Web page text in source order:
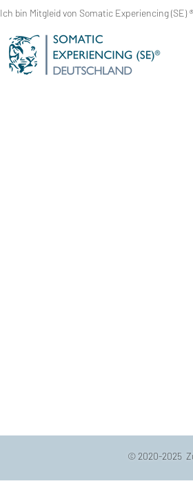
Ich bin Mitgleid von Somatic Experiencing (SE)®
© 2020-2025